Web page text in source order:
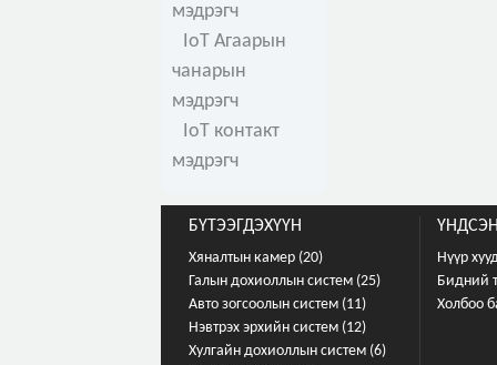
мэдрэгч
IoT Агаарын
чанарын
мэдрэгч
IoT контакт
мэдрэгч
БҮТЭЭГДЭХҮҮН
Хяналтын камер (20)
Галын дохиоллын систем (25)
Авто зогсоолын систем (11)
Нэвтрэх эрхийн систем (12)
Хулгайн дохиоллын систем (6)
Нүүр
Бидний
Холбоо